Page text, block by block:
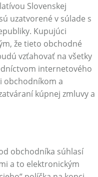
Slovenskej
uzatvorené v súlade s
Kupujúci
že tieto obchodné
vzťahovať na všetky
internetového
obchodníkom a
kúpnej zmluvy a
obchodníka súhlasí
a to elektronickým